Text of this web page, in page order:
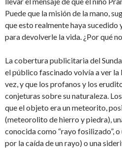
Puede que la misión de la mano,
que esto realmente haya sucedido
para devolverle la vida. ¿Por qué
La cobertura publicitaria del
el público fascinado volvía a ver
vez, y que los profanos y los
conjeturas sobre su naturaleza.
que el objeto era un meteorito,
(meteorolito de hierro y piedra),
conocida como “rayo fosilizado”,
por la caída de un rayo) o una